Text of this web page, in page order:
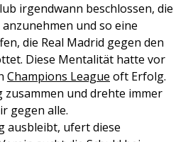
irgendwann beschlossen, die
und so eine
die Real Madrid gegen den
Diese Mentalität hatte vor
Champions League oft Erfolg.
zusammen und drehte immer
gegen alle.
ausbleibt, ufert diese